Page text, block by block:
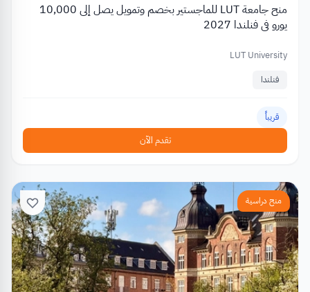
منح جامعة LUT للماجستير بخصم وتمويل يصل إلى 10,000
يورو في فنلندا 2027
LUT University
فنلندا
قريباً
تقدم الآن
منح دراسية